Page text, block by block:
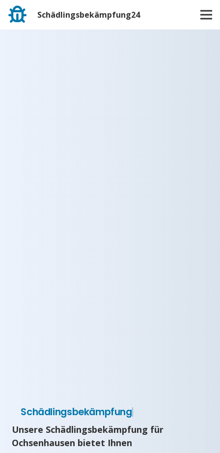
Schädlingsbekämpfung24
Schädlingsbekämpfung
Unsere Schädlingsbekämpfung für
Ochsenhausen bietet Ihnen